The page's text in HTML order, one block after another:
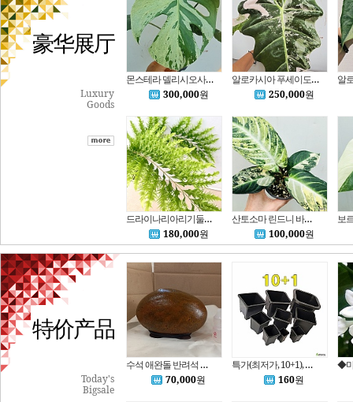
豪华展厅
Luxury
Goods
몬스테라 델리시오사 불바사우르 동일품배송 높이 38
300,000원
알로카시아 푸세이도 산데리아나 화이트핑크 바리에가타 대품 모주 동일품배송 높이 60
250,000원
드라이나리아리기둘라 와이테이 고사리 대품 (동일품배송)
180,000원
산토소마 린드니 바리에가타 (동일품배송)
100,000원
特价产品
Today's
Bigsale
수석 애완돌 반려석 해석 흑단 좌대무료 자연석
70,000원
특가(최저가, 10+1), 직사각 검정플분 다 모여..플라스틱화분 사각포트 파종분 / 하늘e정원(추천)!
160원